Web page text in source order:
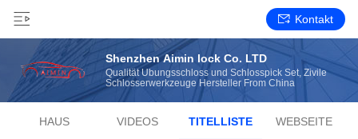
Kontakt
Shenzhen Aimin lock Co. LTD
Qualität Übungsschloss und Schlosspick Set, Zivile
Schlosserwerkzeuge Hersteller From China
HAUS VIDEOS TITELLISTE WEBSEITE